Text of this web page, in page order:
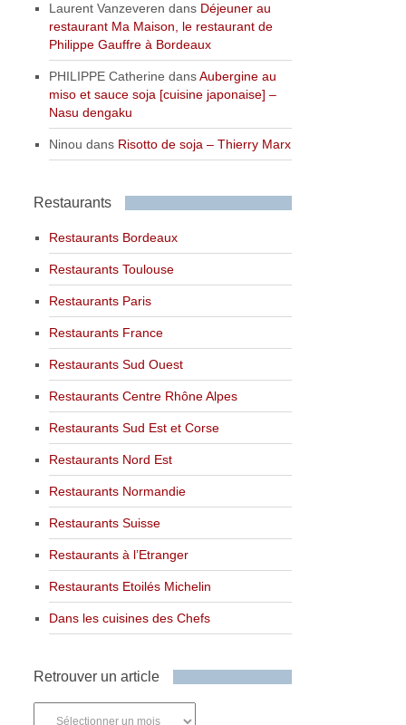
Laurent Vanzeveren dans Déjeuner au
restaurant Ma Maison, le restaurant de
Philippe Gauffre à Bordeaux
PHILIPPE Catherine dansAubergine au
miso et sauce soja [cuisine japonaise] –
Nasu dengaku
Ninou dans Risotto de soja – Thierry Marx
Restaurants
Restaurants Bordeaux
Restaurants Toulouse
Restaurants Paris
Restaurants France
Restaurants Sud Ouest
Restaurants Centre Rhône Alpes
Restaurants Sud Est et Corse
Restaurants Nord Est
Restaurants Normandie
Restaurants Suisse
Restaurants à l’Etranger
Restaurants Etoilés Michelin
Dans les cuisines des Chefs
Retrouver un article